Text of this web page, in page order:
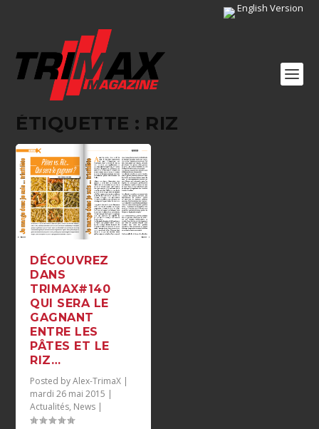
English Version
ÉTIQUETTE : RIZ
DÉCOUVREZ
DANS
TRIMAX#140
QUI SERA LE
GAGNANT
ENTRE LES
PÂTES ET LE
RIZ…
Posted byAlex-TrimaX |
mardi 26 mai 2015 |
Actualités, News |